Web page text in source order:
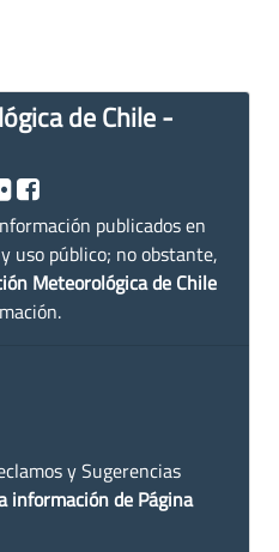
de Chile -
publicados en
uso público; no obstante,
Meteorológica de Chile
y Sugerencias
información de Página